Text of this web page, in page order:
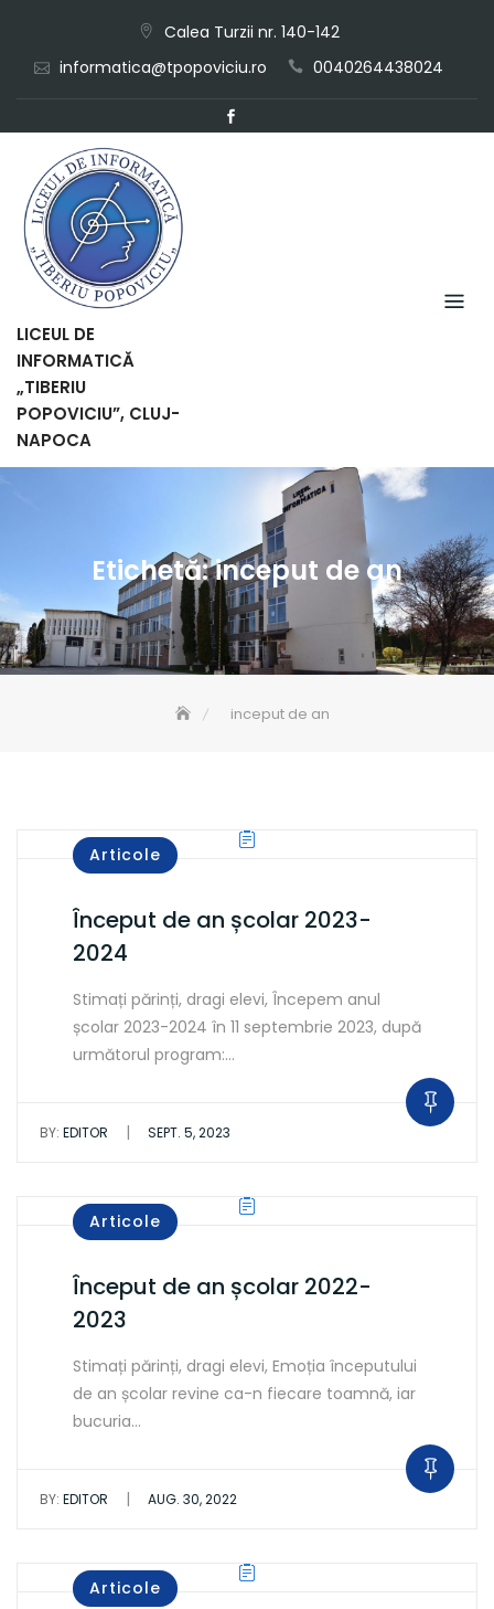
content
Calea Turzii nr. 140-142
informatica@tpopoviciu.ro
0040264438024
LICEUL DE
INFORMATICĂ
„TIBERIU
POPOVICIU”, CLUJ-
NAPOCA
Etichetă:inceput de an
inceput de an
Articole
Început de an școlar 2023-
2024
Stimați părinți, dragi elevi, Începem anul
școlar 2023-2024 în 11 septembrie 2023, după
următorul program:…
BY: EDITOR | SEPT. 5, 2023
Articole
Început de an școlar 2022-
2023
Stimați părinți, dragi elevi, Emoția începutului
de an școlar revine ca-n fiecare toamnă, iar
bucuria…
BY: EDITOR | AUG. 30, 2022
Articole